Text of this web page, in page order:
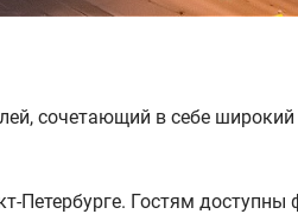
сочетающий в себе
Петербурге. Гостям